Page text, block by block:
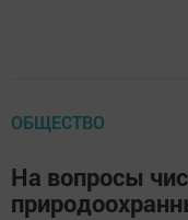
ОБЩЕСТВО
На вопросы